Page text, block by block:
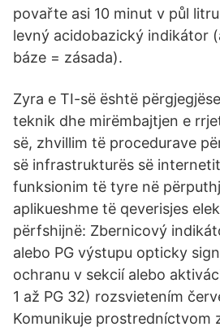
povařte asi 10 minut v půl
levný acidobazický indikátor
báze = zásada).
Zyra e TI-së është
teknik dhe mirëmbajtjen e
së, zhvillim të procedurave
së infrastrukturës së
funksionim të tyre në
aplikueshme të qeverisjes
përfshijnë: Zbernicový
alebo PG výstupu opticky
ochranu v sekcií alebo
1 až PG 32) rozsvietením
Komunikuje prostredníctvom